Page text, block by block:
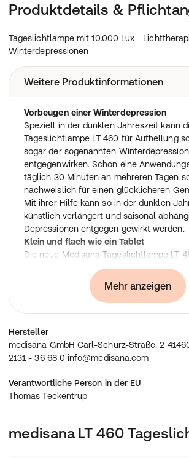
Produktdetails &
Tageslichtlampe mit 10.000 Lux -
Winterdepressionen
Weitere Produktinformationen
Vorbeugen einer Winterdepression
Speziell in der dunklen Jahreszeit kann
Tageslichtlampe LT 460 für Aufhellung
sogar der sogenannten Winterdepression
entgegenwirken. Schon eine
täglich 30 Minuten an mehreren Tagen
nachweislich für einen glücklicheren
Mit ihrer Hilfe kann so in der dunklen
künstlich verlängert und saisonal
Depressionen entgegen gewirkt werden.
Klein und flach wie ein Tablet
Die neue Medisana Tageslichtlampe LT
flach und vor allem leicht wie ein Tablet.
nicht nur ideal für die Anwendung und
Hause, sondern bietet auch unterwegs
größtmöglichen Komfort und volle
Aufgrund ihrer LED-Technologie sorgt die
Tageslichtlampe LT 460 durch zwei
Intensitätsstufen für eine besonders
10.000 Lux.
Größe: ca. 26 x 15 x 1,7 cm
Mehr anzeigen
Hersteller
medisana GmbH Carl-Schurz-Straße. 2
2131 - 36 68 0 info@medisana.com
Verantwortliche Person in der EU
Thomas Teckentrup
medisana LT 460